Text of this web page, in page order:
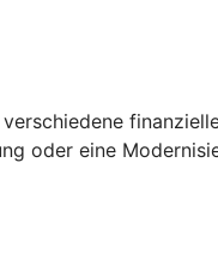
oder eine